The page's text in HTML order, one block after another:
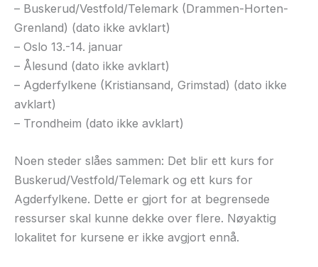
– Buskerud/Vestfold/Telemark (Drammen-Horten-
Grenland) (dato ikke avklart)
– Oslo 13.-14. januar
– Ålesund (dato ikke avklart)
– Agderfylkene (Kristiansand, Grimstad) (dato ikke
avklart)
– Trondheim (dato ikke avklart)
Noen steder slåes sammen: Det blir ett kurs for
Buskerud/Vestfold/Telemark og ett kurs for
Agderfylkene. Dette er gjort for at begrensede
ressurser skal kunne dekke over flere. Nøyaktig
lokalitet for kursene er ikke avgjort ennå.